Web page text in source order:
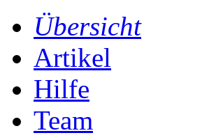
Übersicht
Artikel
Hilfe
Team